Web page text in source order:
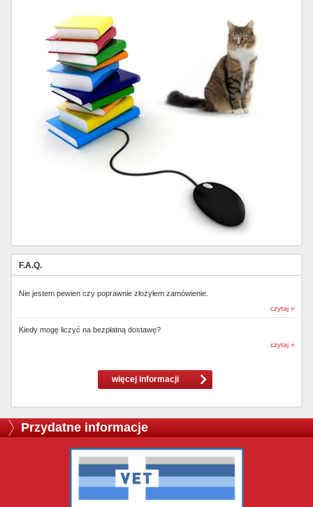
F.A.Q.
Nie jestem pewien czy poprawnie złożyłem zamówienie.
czytaj »
Kiedy mogę liczyć na bezpłatną dostawę?
czytaj »
więcej informacji
Przydatne informacje